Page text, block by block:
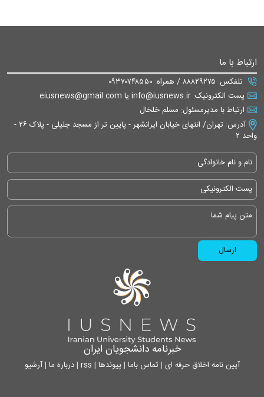
ارتباط با ما
تلفکس: ۸۸۸۲۹۲۷۵ / همراه: ۰۹۳۷۰۷۴۸۵۵۰
پست الکترونیک: info@iusnews.ir یا eiusnews@gmail.com
ارتباط با مدیرمسئول: مسلم خلخال
آدرس: تهران/ انتهای خیابان ایرانشهر - پایین تر از مسجد جلیلی - پلاک ۲۶ -
واحد ۲
خبرنامه دانشجویان ایران
آیین نامه اخلاق حرفه ای | تماس باما | پیوندها |
rss
|درباره ما |آرشیو